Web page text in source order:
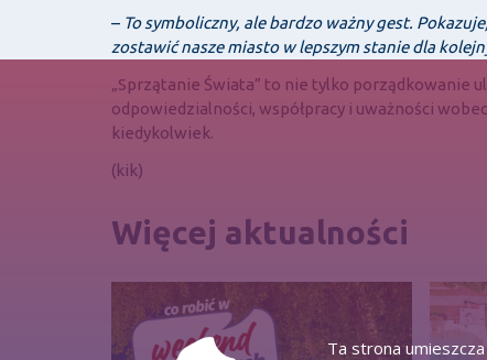
– To symboliczny, ale bardzo ważny gest.
zostawić nasze miasto w lepszym stanie dla
„Sprzątanie Świata” to nie tylko porządkowanie
odpowiedzialności, współpracy i uważności
kiedykolwiek.
(kik)
Więcej aktualności
Ta strona